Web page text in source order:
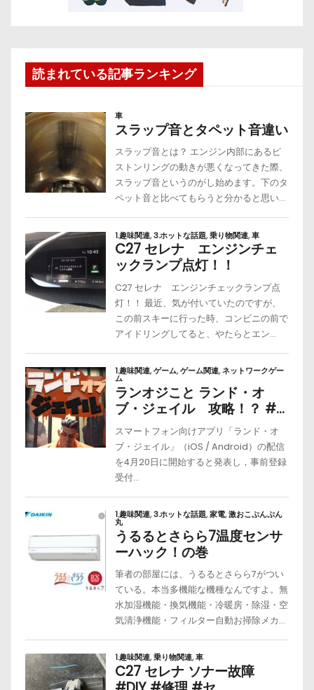
読まれている記事ランキング